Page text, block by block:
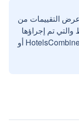
التقييمات من
تم إجراؤها
بواسطة مستخدمين حقيقيين مع HotelsCombined أو